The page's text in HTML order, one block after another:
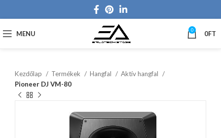
MENU 0 0FT
Kezdőlap Termékek Hangfal
Aktív hangfal
Pioneer DJ VM-80